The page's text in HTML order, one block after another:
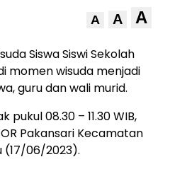
A A A
Siswa Siswi Sekolah
momen wisuda menjadi
guru dan wali murid.
08.30 – 11.30 WIB,
Pakansari Kecamatan
(17/06/2023).